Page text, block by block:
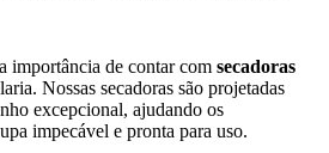
importância de contar com secadoras
Nossas secadoras são projetadas
excepcional, ajudando os
impecável e pronta para uso.